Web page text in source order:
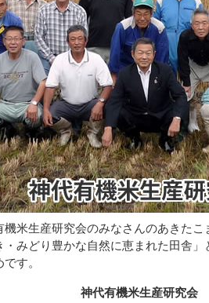
米生産研究会のみなさんのあきたこ
みどり豊かな自然に恵まれた田舎
す。
神代有機米生産研究会